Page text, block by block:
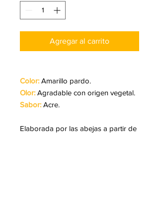
Agregar al carrito
Color: Amarillo pardo.
Olor: Agradable con origen vegetal.
Sabor: Acre.
Elaborada por las abejas a partir de